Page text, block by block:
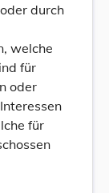
durch
welche
für
oder
für